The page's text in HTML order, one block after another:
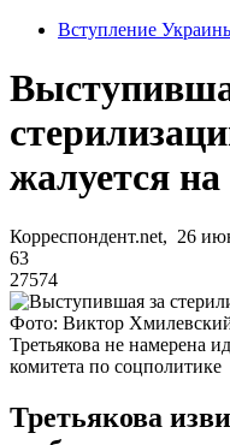
Вступление
жалуется
Корреспондент.net, 26
63
27574
Фото: Виктор
Третьякова не намерена
комитета по соцполитике
Третьякова